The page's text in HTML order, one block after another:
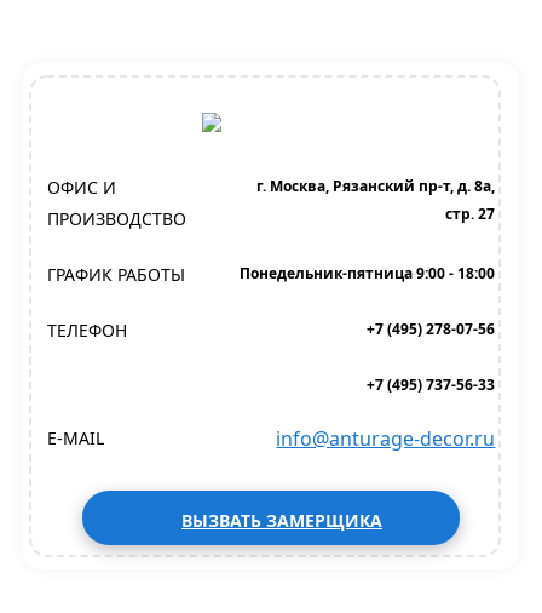
ОФИС И
ПРОИЗВОДСТВО
г. Москва, Рязанский пр-т, д. 8а,
стр. 27
ГРАФИК РАБОТЫ Понедельник-пятница 9:00 - 18:00
ТЕЛЕФОН +7 (495) 278-07-56
+7 (495) 737-56-33
E-MAIL info@anturage-decor.ru
ВЫЗВАТЬ ЗАМЕРЩИКА